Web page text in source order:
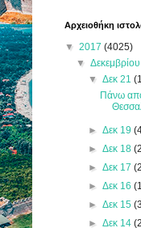
Αρχειοθήκη
▼ 2017 (4025)
▼
▼ Δεκ 21
Πάνω από
► Δεκ 19
► Δεκ 18
► Δεκ 17
► Δεκ 16
► Δεκ 15
► Δεκ 14